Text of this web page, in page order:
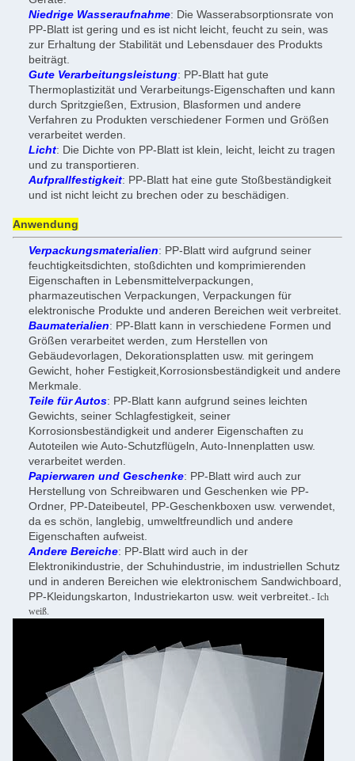
Niedrige Wasseraufnahme: Die Wasserabsorptionsrate von
PP-Blatt ist gering und es ist nicht leicht, feucht zu sein, was
zur Erhaltung der Stabilität und Lebensdauer des Produkts
beiträgt.
Gute Verarbeitungsleistung: PP-Blatt hat gute
Thermoplastizität und Verarbeitungs-Eigenschaften und kann
durch Spritzgießen, Extrusion, Blasformen und andere
Verfahren zu Produkten verschiedener Formen und Größen
verarbeitet werden.
Licht: Die Dichte von PP-Blatt ist klein, leicht, leicht zu tragen
und zu transportieren.
Aufprallfestigkeit: PP-Blatt hat eine gute Stoßbeständigkeit
und ist nicht leicht zu brechen oder zu beschädigen.
Anwendung
Verpackungsmaterialien: PP-Blatt wird aufgrund seiner
feuchtigkeitsdichten, stoßdichten und komprimierenden
Eigenschaften in Lebensmittelverpackungen,
pharmazeutischen Verpackungen, Verpackungen für
elektronische Produkte und anderen Bereichen weit verbreitet.
Baumaterialien: PP-Blatt kann in verschiedene Formen und
Größen verarbeitet werden, zum Herstellen von
Gebäudevorlagen, Dekorationsplatten usw. mit geringem
Gewicht, hoher Festigkeit,Korrosionsbeständigkeit und andere
Merkmale.
Teile für Autos: PP-Blatt kann aufgrund seines leichten
Gewichts, seiner Schlagfestigkeit, seiner
Korrosionsbeständigkeit und anderer Eigenschaften zu
Autoteilen wie Auto-Schutzflügeln, Auto-Innenplatten usw.
verarbeitet werden.
Papierwaren und Geschenke: PP-Blatt wird auch zur
Herstellung von Schreibwaren und Geschenken wie PP-
Ordner, PP-Dateibeutel, PP-Geschenkboxen usw. verwendet,
da es schön, langlebig, umweltfreundlich und andere
Eigenschaften aufweist.
Andere Bereiche: PP-Blatt wird auch in der
Elektronikindustrie, der Schuhindustrie, im industriellen Schutz
und in anderen Bereichen wie elektronischem Sandwichboard,
PP-Kleidungskarton, Industriekarton usw. weit verbreitet. - Ich
weiß.